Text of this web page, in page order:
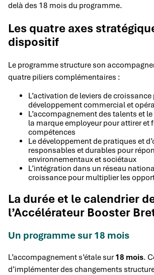
delà des 18 mois du programme.
Les quatre axes
dispositif
Le programme structure son
quatre piliers complémentaires :
L’activation de leviers de
développement commercial et
L’accompagnement des talents et
la marque employeur pour attirer et
compétences
Le développement de pratiques et
responsables et durables pour
environnementaux et sociétaux
L’intégration dans un réseau
croissance pour multiplier les
La durée et le calendrier
l’Accélérateur Booster
Un programme sur 18 mois
L’accompagnement s’étale sur 18 mois.
d’implémenter des changements